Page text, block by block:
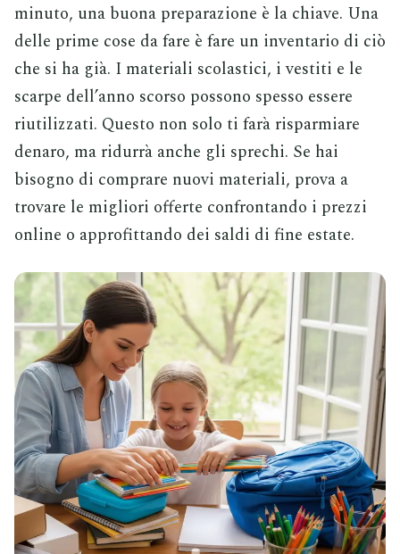
minuto, una buona preparazione è la chiave. Una
delle prime cose da fare è fare un inventario di ciò
che si ha già. I materiali scolastici, i vestiti e le
scarpe dell’anno scorso possono spesso essere
riutilizzati. Questo non solo ti farà risparmiare
denaro, ma ridurrà anche gli sprechi. Se hai
bisogno di comprare nuovi materiali, prova a
trovare le migliori offerte confrontando i prezzi
online o approfittando dei saldi di fine estate.